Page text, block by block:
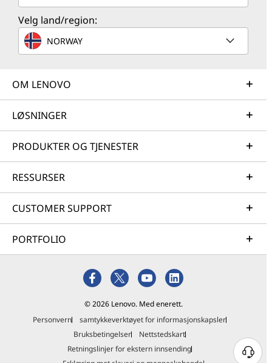
Velg land/region:
NORWAY
OM LENOVO
LØSNINGER
PRODUKTER OG TJENESTER
RESSURSER
CUSTOMER SUPPORT
PORTFOLIO
© 2026 Lenovo. Med enerett.
Personvern
samtykkeverktøyet for informasjonskapsler
Bruksbetingelser
Nettstedskart
Retningslinjer for ekstern innsending